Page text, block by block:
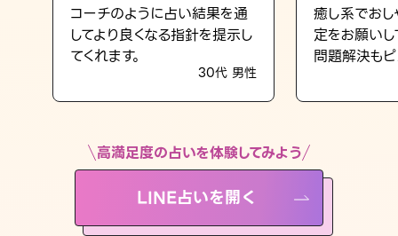
LINE占いを開く
※LINEアプリ内のサービスページへ遷移します
コーチのように占い結果を通
してより良くなる指針を提示し
てくれます。
30代 男性
癒し系でおし
定をお願い
問題解決もピ
高満足度の占いを体験してみよう
LINE占いを開く